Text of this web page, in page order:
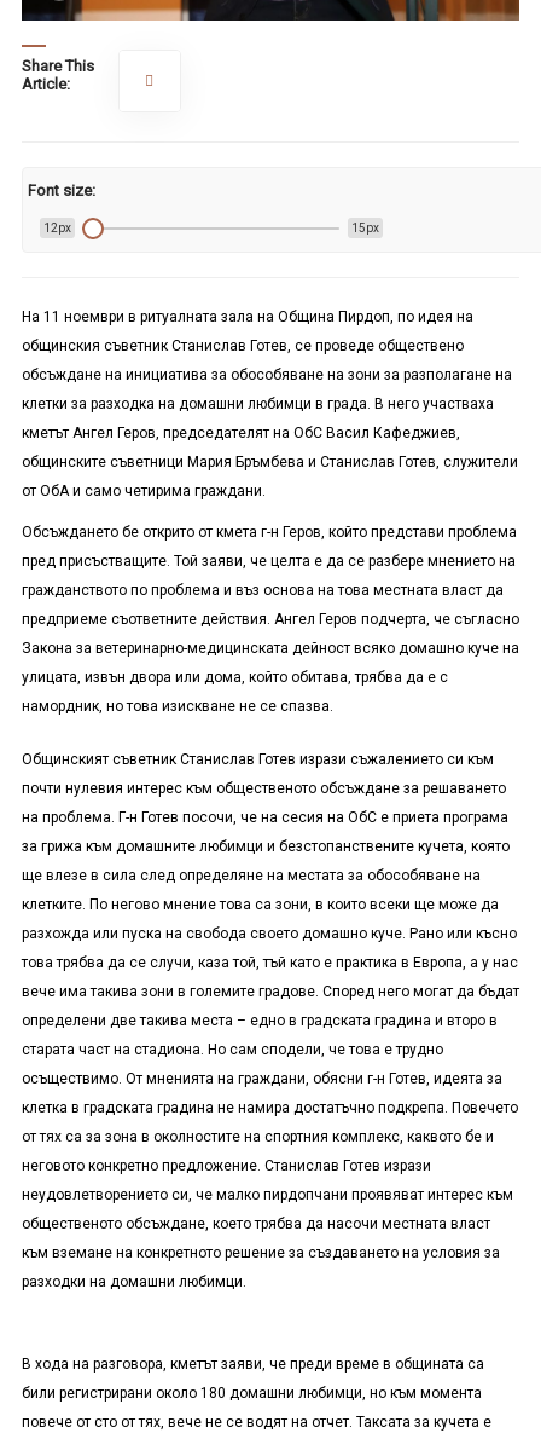
Share This
Article:
Font size:
12px 15px
На 11 ноември в ритуалната зала на Община Пирдоп, по идея на
общинския съветник Станислав Готев, се проведе обществено
обсъждане на инициатива за обособяване на зони за разполагане на
клетки за разходка на домашни любимци в града. В него участваха
кметът Ангел Геров, председателят на ОбС Васил Кафеджиев,
общинските съветници Мария Бръмбева и Станислав Готев, служители
от ОбА и само четирима граждани.
Обсъждането бе открито от кмета г-н Геров, който представи проблема
пред присъстващите. Той заяви, че целта е да се разбере мнението на
гражданството по проблема и въз основа на това местната власт да
предприеме съответните действия. Ангел Геров подчерта, че съгласно
Закона за ветеринарно-медицинската дейност всяко домашно куче на
улицата, извън двора или дома, който обитава, трябва да е с
намордник, но това изискване не се спазва.
Общинският съветник Станислав Готев изрази съжалението си към
почти нулевия интерес към общественото обсъждане за решаването
на проблема. Г-н Готев посочи, че на сесия на ОбС е приета програма
за грижа към домашните любимци и безстопанствените кучета, която
ще влезе в сила след определяне на местата за обособяване на
клетките. По негово мнение това са зони, в които всеки ще може да
разхожда или пуска на свобода своето домашно куче. Рано или късно
това трябва да се случи, каза той, тъй като е практика в Европа, а у нас
вече има такива зони в големите градове. Според него могат да бъдат
определени две такива места – едно в градската градина и второ в
старата част на стадиона. Но сам сподели, че това е трудно
осъществимо. От мненията на граждани, обясни г-н Готев, идеята за
клетка в градската градина не намира достатъчно подкрепа. Повечето
от тях са за зона в околностите на спортния комплекс, каквото бе и
неговото конкретно предложение. Станислав Готев изрази
неудовлетворението си, че малко пирдопчани проявяват интерес към
общественото обсъждане, което трябва да насочи местната власт
към вземане на конкретното решение за създаването на условия за
разходки на домашни любимци.
В хода на разговора, кметът заяви, че преди време в общината са
били регистрирани около 180 домашни любимци, но към момента
повече от сто от тях, вече не се водят на отчет. Таксата за кучета е